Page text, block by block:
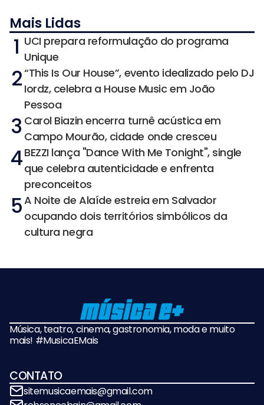
Mais Lidas
1 UCI prepara reformulação do programa
Unique
2“This Is Our House”, evento idealizado pelo DJ
Iordz, celebra a House Music em João
Pessoa
3 Carol Biazin encerra turnê acústica em
Campo Mourão, cidade onde cresceu
4BEZZI lança "Dance With Me Tonight", single
que celebra autenticidade e enfrenta
preconceitos
5A Noite de Alaíde estreia em Salvador
ocupando dois territórios simbólicos da
cultura negra
Música, teatro, cinema, gastronomia, moda e muito
mais! #MusicaEMais
CONTATO
sitemusicaemais@gmail.com